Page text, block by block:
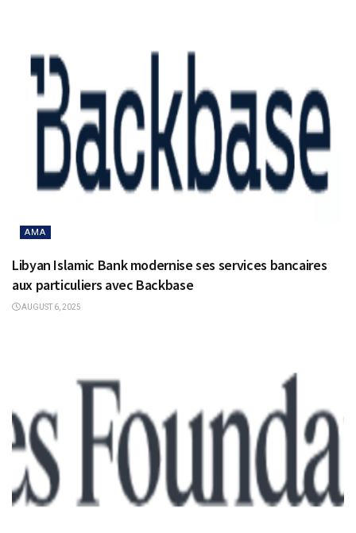
AMA
Libyan Islamic Bank modernise ses services bancaires
aux particuliers avec Backbase
AUGUST 6, 2025